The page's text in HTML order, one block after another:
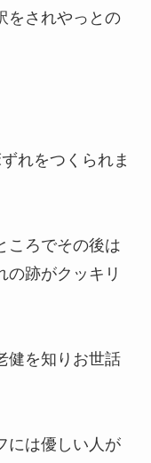
をされやっとの
れをつくられま
ころでその後は
の跡がクッキリ
健を知りお世話
には優しい人が